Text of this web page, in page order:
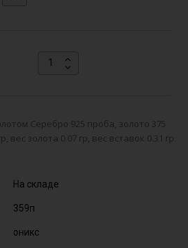
Серебро 925 проба, золото 375
вес золота 0.07 гр, вес вставок 0.31 гр.
На складе
359п
оникс